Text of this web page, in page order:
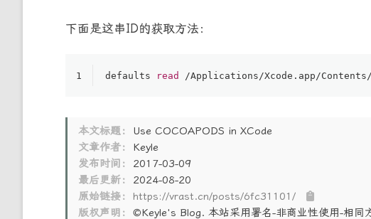
下面是这串ID的获取方法：
1 defaults read /Applications/Xcode.app /
本文标题：
Use COCOAPODS in XCode
文章作者：
Keyle
发布时间：
2017-03-09
最后更新：
2024-08-20
原始链接：
https://vrast.cn/posts/6fc31101/
版权声明：
©Keyle's Blog. 本站采用署名-非商业性使用-相同